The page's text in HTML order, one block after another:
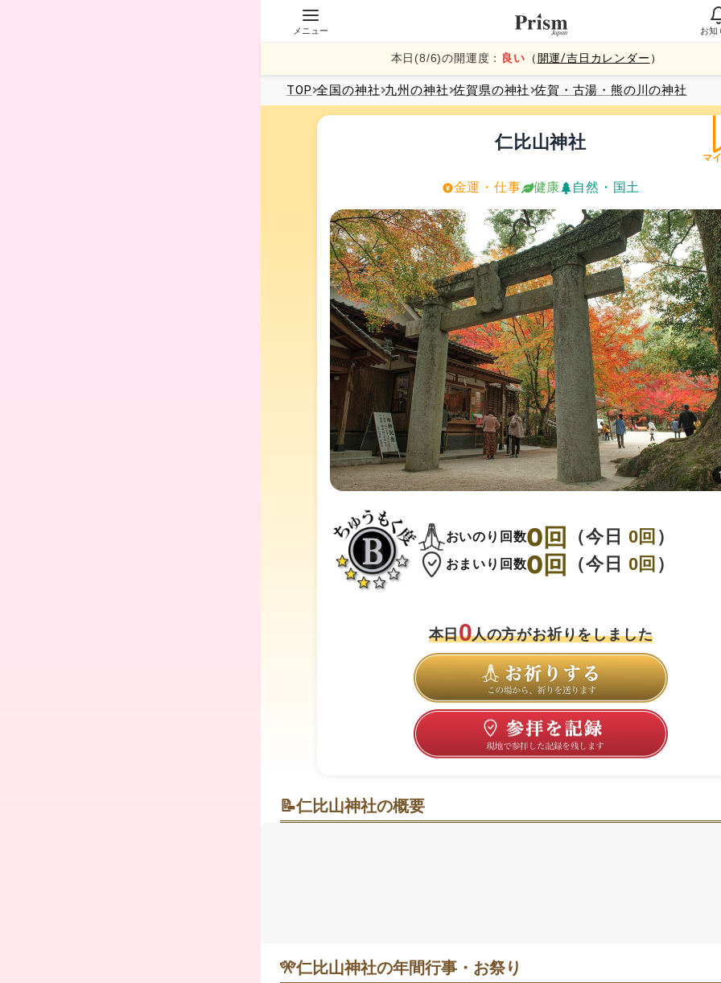
メニュー お知
本日(8/6)の開運度： 良い （ 開運/吉日カレンダー ）
TOP 全国の神社 九州の神社 佐賀県の神社 佐賀・古湯・熊の川の神社
マ
仁比山神社
金運・仕事 健康 自然・国土
1
おいのり回数0回 （今日 0回 ）
おまいり回数0回 （今日 0回 ）
本日0人の方がお祈りをしました
📝仁比山神社の概要
🎌仁比山神社の年間行事・お祭り